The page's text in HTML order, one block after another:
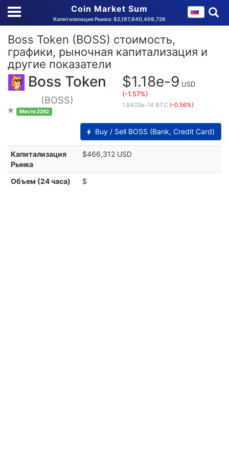
Coin Market Sum
Капитализация Рынка: $2,187,640,409,726
Boss Token (BOSS) стоимость,
графики, рыночная капитализация и
другие показатели
Boss Token
(BOSS)
Место 2262
$1.18e-9 USD
(-1.57%)
1.8403e-14 BTC (-0.56%)
Buy / Sell BOSS (Bank, Credit Card)
Капитализация
Рынка
$466,312 USD
Объем (24 часа) $